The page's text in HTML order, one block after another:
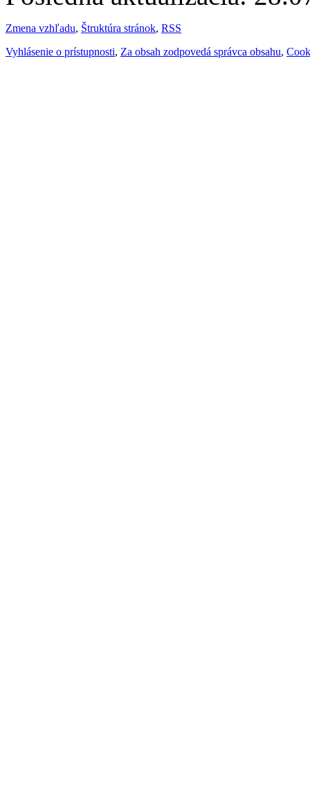
Zmena vzhľadu, Štruktúra stránok, RSS
Vyhlásenie o prístupnosti, Za obsah zodpovedá správca obsahu,